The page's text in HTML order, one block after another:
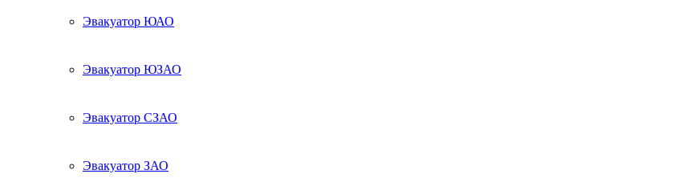
Эвакуатор ЮАО
Эвакуатор ЮЗАО
Эвакуатор СЗАО
Эвакуатор ЗАО